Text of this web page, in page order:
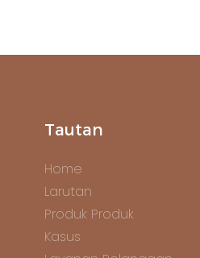
Tautan
Home
Larutan
Produk Produk
Kasus